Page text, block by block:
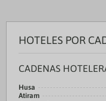
HOTELES POR
CADENAS
Husa
Atiram